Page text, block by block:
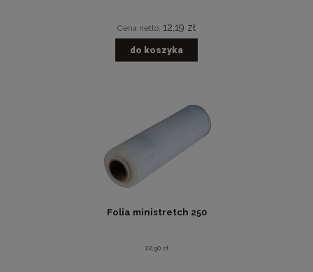
Cena netto: 12,19 zł
do koszyka
Folia ministretch 250
22,90 zł